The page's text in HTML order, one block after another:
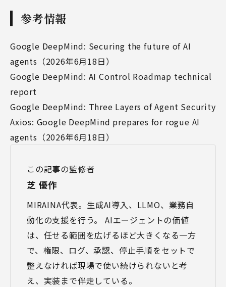
参考情報
Google DeepMind: Securing the future of AI
agents（2026年6月18日）
Google DeepMind: AI Control Roadmap technical
report
Google DeepMind: Three Layers of Agent Security
Axios: Google DeepMind prepares for rogue AI
agents（2026年6月18日）
この記事の監修者
芝 優作
MIRAINA代表。生成AI導入、LLMO、業務自
動化の支援を行う。 AIエージェントの価値
は、任せる範囲を広げるほど大きくなる一方
で、権限、ログ、承認、停止手順をセットで
整えなければ現場で使い続けられないと考
え、実装まで伴走している。